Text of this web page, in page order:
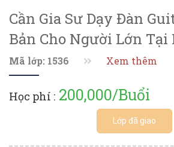
Cần Gia Sư Dạy Đàn
Bản Cho Người Lớn Tại
Mã lớp: 1536 Xem thêm
Học phí : 200,000/Buổi
Lớp đã giao